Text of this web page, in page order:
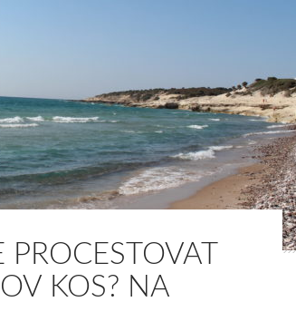
PROCESTOVAT
KOS? NA